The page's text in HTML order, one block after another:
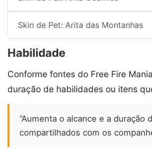
Skin de Pet: Arita das Montanhas
Habilidade
Conforme fontes do Free Fire
duração de habilidades ou itens
“Aumenta o alcance e a
compartilhados com os